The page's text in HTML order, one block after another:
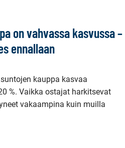
on vahvassa kasvussa –
ennallaan
kauppa kasvaa
%. Vaikka ostajat harkitsevat
vakaampina kuin muilla